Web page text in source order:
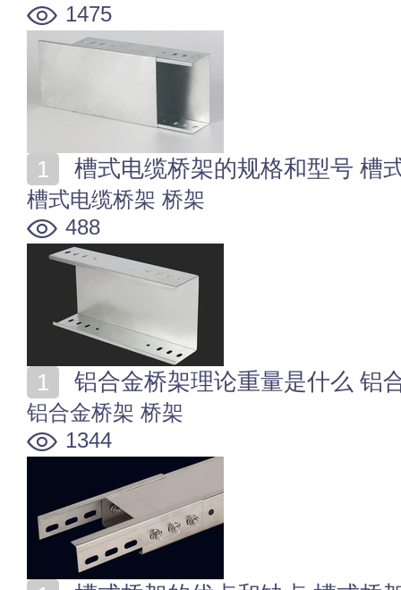
1475
槽式电缆桥架的规格和型号 槽
槽式电缆桥架 桥架
488
铝合金桥架理论重量是什么 铝
铝合金桥架 桥架
1344